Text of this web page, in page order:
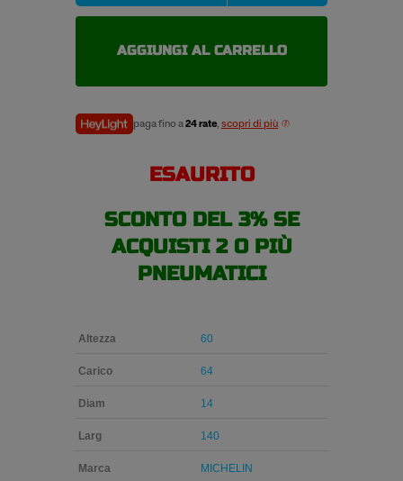
GRIP
-14
quantità
AGGIUNGI AL CARRELLO
paga fino a24 rate, scopri di più
ESAURITO
SCONTO DEL 3% SE
ACQUISTI 2 O PIÙ
PNEUMATICI
Altezza 60
Carico 64
Diam 14
Larg 140
Marca MICHELIN